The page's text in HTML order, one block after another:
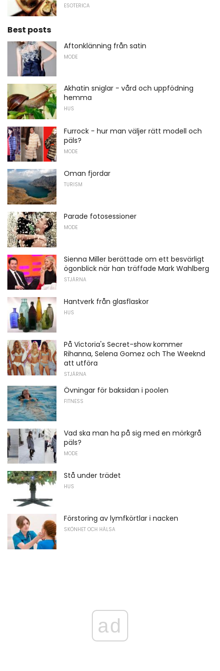
ESOTERICA
Best posts
Aftonklänning från satin
MODE
Akhatin sniglar - vård och uppfödning
hemma
HUS
Furrock - hur man väljer rätt modell och
päls?
MODE
Oman fjordar
TURISM
Parade fotosessioner
MODE
Sienna Miller berättade om ett besvärligt
ögonblick när han träffade Mark Wahlberg
STJÄRNA
Hantverk från glasflaskor
HUS
På Victoria's Secret-show kommer
Rihanna, Selena Gomez och The Weeknd
att utföra
STJÄRNA
Övningar för baksidan i poolen
FITNESS
Vad ska man ha på sig med en mörkgrå
päls?
MODE
Stå under trädet
HUS
Förstoring av lymfkörtlar i nacken
SKÖNHET OCH HÄLSA
ad